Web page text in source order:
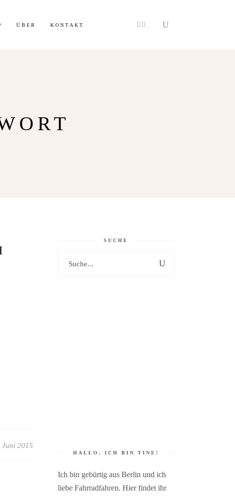
ÜBER KONTAKT
Juni 2015
SUCHE
HALLO, ICH BIN TINE!
Ich bin gebürtig aus Berlin und ich
liebe Fahrradfahren. Hier findet ihr